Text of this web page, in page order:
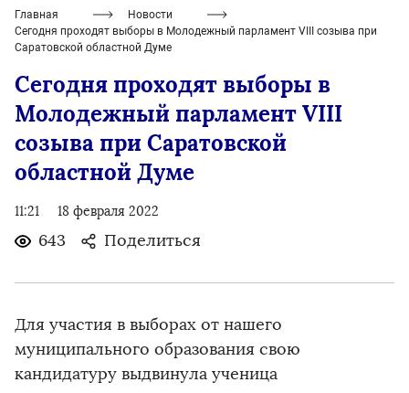
Главная
Новости
Сегодня проходят выборы в Молодежный парламент VIII созыва при
Саратовской областной Думе
Сегодня проходят выборы в
Молодежный парламент VIII
созыва при Саратовской
областной Думе
11:21 18 февраля 2022
643 Поделиться
Для участия в выборах от нашего
муниципального образования свою
кандидатуру выдвинула ученица